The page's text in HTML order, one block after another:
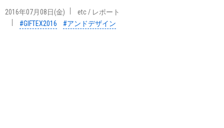
2016年07月08日(金) etc/ レポート
#GIFTEX2016
#アンドデザイン